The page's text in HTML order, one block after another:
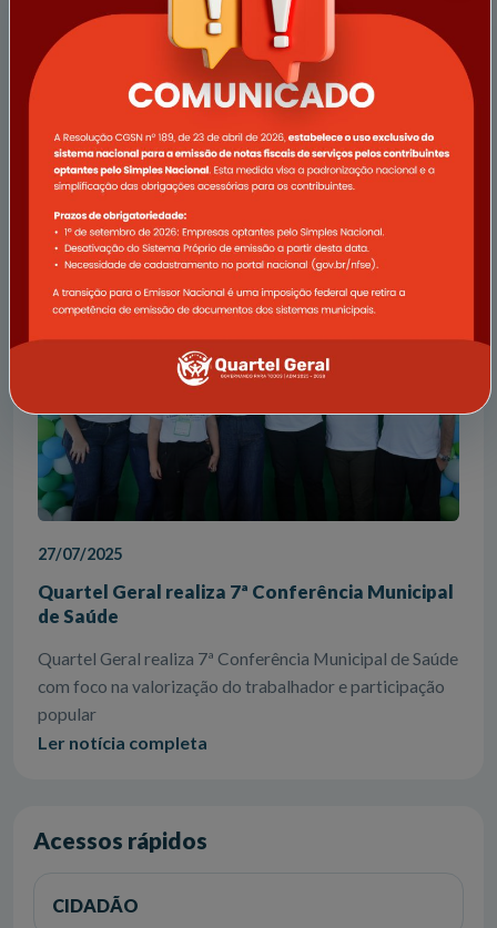
Indisponibilidade Temporária de Serviços
A Prefeitura Municipal de Quartel Geral informa que
realizará uma importante atualização em seu sistema
e eficientes para todos
Ler notícia completa
27/07/2025
Quartel Geral realiza 7ª Conferência Municipal
de Saúde
Quartel Geral realiza 7ª Conferência Municipal de Saúde
com foco na valorização do trabalhador e participação
popular
Ler notícia completa
Acessos rápidos
CIDADÃO